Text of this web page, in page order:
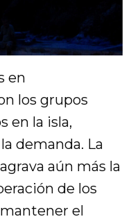
en
los grupos
en la isla,
demanda. La
aún más la
de los
el